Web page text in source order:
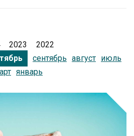
2023
2022
сентябрь август июль
январь